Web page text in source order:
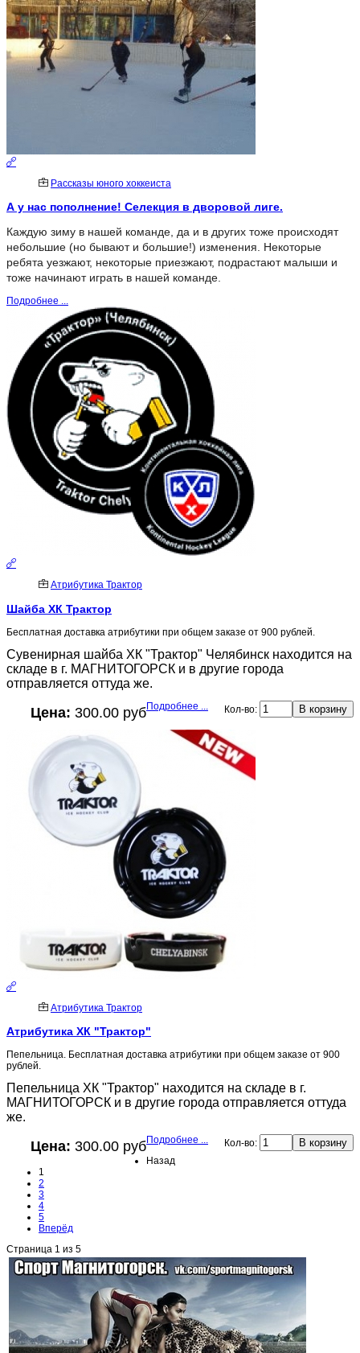
Рассказы юного хоккеиста
А у нас пополнение! Селекция в дворовой лиге.
Каждую зиму в нашей команде, да и в других тоже происходят
небольшие (но бывают и большие!) изменения. Некоторые
ребята уезжают, некоторые приезжают, подрастают малыши и
тоже начинают играть в нашей команде.
Подробнее ...
Атрибутика Трактор
Шайба ХК Трактор
Бесплатная доставка атрибутики при общем заказе от 900 рублей.
Сувенирная шайба ХК "Трактор" Челябинск находится на
складе в г. МАГНИТОГОРСК и в другие города
отправляется оттуда же.
Цена: 300.00 руб Кол-во:
Подробнее ...
Атрибутика Трактор
Атрибутика ХК "Трактор"
Пепельница. Бесплатная доставка атрибутики при общем заказе от 900
рублей.
Пепельница ХК "Трактор" находится на складе в г.
МАГНИТОГОРСК и в другие города отправляется оттуда
же.
Цена: 300.00 руб Кол-во:
Подробнее ...
Назад
1
2
3
4
5
Вперёд
Страница 1 из 5